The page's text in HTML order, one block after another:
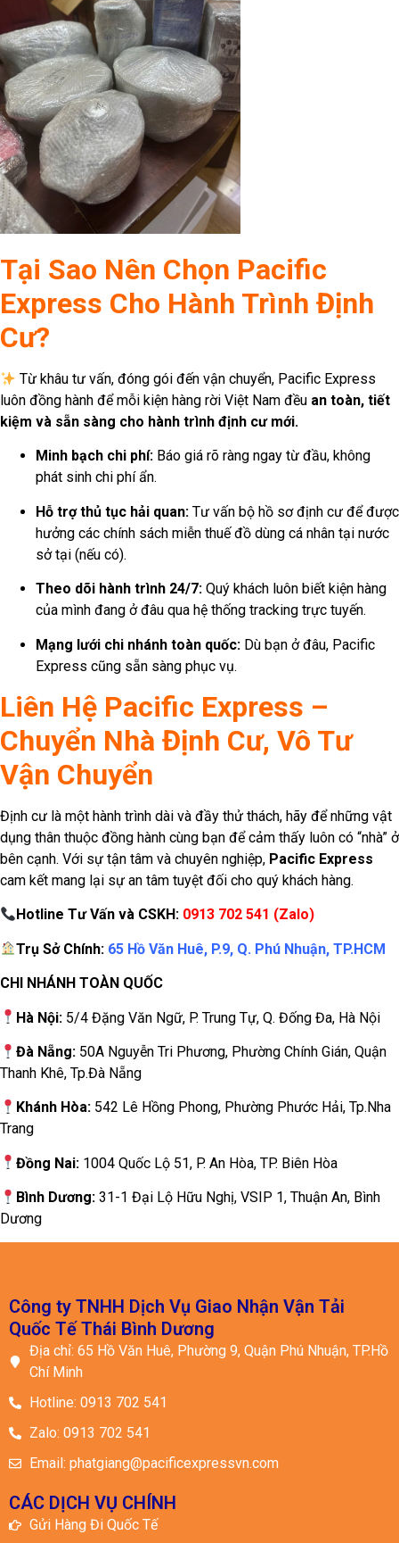
Tại Sao Nên Chọn Pacific
Express Cho Hành Trình Định
Cư?
Từ khâu tư vấn, đóng gói đến vận chuyển, Pacific Express
luôn đồng hành để mỗi kiện hàng rời Việt Nam đều an toàn, tiết
kiệm và sẵn sàng cho hành trình định cư mới.
Minh bạch chi phí: Báo giá rõ ràng ngay từ đầu, không
phát sinh chi phí ẩn.
Hỗ trợ thủ tục hải quan: Tư vấn bộ hồ sơ định cư để được
hưởng các chính sách miễn thuế đồ dùng cá nhân tại nước
sở tại (nếu có).
Theo dõi hành trình 24/7: Quý khách luôn biết kiện hàng
của mình đang ở đâu qua hệ thống tracking trực tuyến.
Mạng lưới chi nhánh toàn quốc: Dù bạn ở đâu, Pacific
Express cũng sẵn sàng phục vụ.
Liên Hệ Pacific Express –
Chuyển Nhà Định Cư, Vô Tư
Vận Chuyển
Định cư là một hành trình dài và đầy thử thách, hãy để những vật
dụng thân thuộc đồng hành cùng bạn để cảm thấy luôn có “nhà” ở
bên cạnh. Với sự tận tâm và chuyên nghiệp, Pacific Express
cam kết mang lại sự an tâm tuyệt đối cho quý khách hàng.
Hotline Tư Vấn và CSKH: 0913 702 541 (Zalo)
Trụ Sở Chính: 65 Hồ Văn Huê, P.9, Q. Phú Nhuận, TP.HCM
CHI NHÁNH TOÀN QUỐC
Hà Nội: 5/4 Đặng Văn Ngữ, P. Trung Tự, Q. Đống Đa, Hà Nội
Đà Nẵng: 50A Nguyễn Tri Phương, Phường Chính Gián, Quận
Thanh Khê, Tp.Đà Nẵng
Khánh Hòa: 542 Lê Hồng Phong, Phường Phước Hải, Tp.Nha
Trang
Đồng Nai: 1004 Quốc Lộ 51, P. An Hòa, TP. Biên Hòa
Bình Dương: 31-1 Đại Lộ Hữu Nghị, VSIP 1, Thuận An, Bình
Dương
Công ty TNHH Dịch Vụ Giao Nhận Vận Tải
Quốc Tế Thái Bình Dương
Địa chỉ: 65 Hồ Văn Huê, Phường 9, Quận Phú Nhuận, TP.Hồ
Chí Minh
Hotline: 0913 702 541
Zalo: 0913 702 541
Email: phatgiang@pacificexpressvn.com
CÁC DỊCH VỤ CHÍNH
Gửi Hàng Đi Quốc Tế